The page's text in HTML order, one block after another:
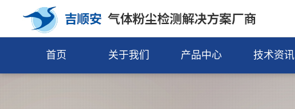
首页 关于我们 产品中心 技术资讯